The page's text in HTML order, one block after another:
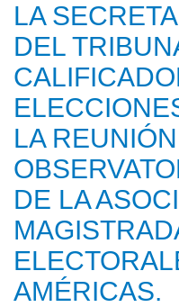
LA
DEL
LA
DE LA
AMÉRICAS.